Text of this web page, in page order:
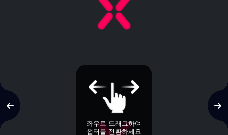
좌우로 드래그하여
챕터를 전환하세요